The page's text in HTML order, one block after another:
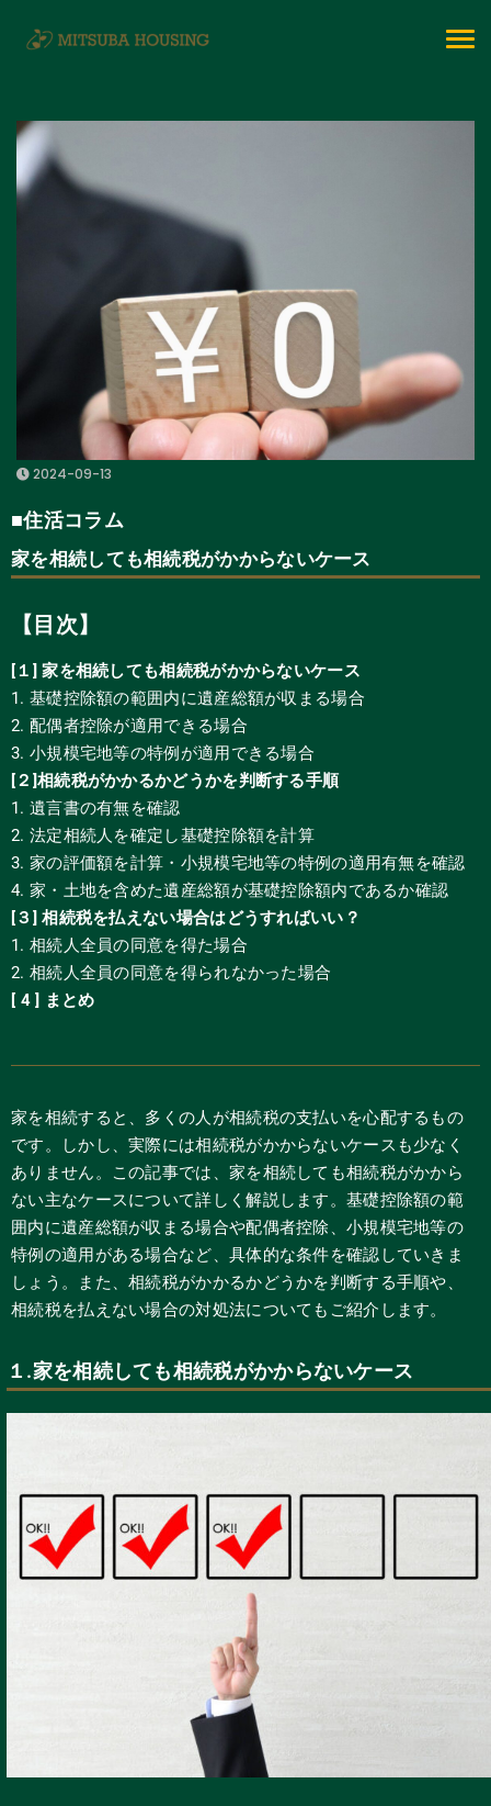
2024-09-13
■住活コラム
家を相続しても相続税がかからないケース
【目次】
[１] 家を相続しても相続税がかからないケース
1. 基礎控除額の範囲内に遺産総額が収まる場合
2. 配偶者控除が適用できる場合
3. 小規模宅地等の特例が適用できる場合
[２]相続税がかかるかどうかを判断する手順
1. 遺言書の有無を確認
2. 法定相続人を確定し基礎控除額を計算
3. 家の評価額を計算・小規模宅地等の特例の適用有無を確認
4. 家・土地を含めた遺産総額が基礎控除額内であるか確認
[３] 相続税を払えない場合はどうすればいい？
1. 相続人全員の同意を得た場合
2. 相続人全員の同意を得られなかった場合
[ 4 ] まとめ
家を相続すると、多くの人が相続税の支払いを心配するもの
です。しかし、実際には相続税がかからないケースも少なく
ありません。この記事では、家を相続しても相続税がかから
ない主なケースについて詳しく解説します。基礎控除額の範
囲内に遺産総額が収まる場合や配偶者控除、小規模宅地等の
特例の適用がある場合など、具体的な条件を確認していきま
しょう。また、相続税がかかるかどうかを判断する手順や、
相続税を払えない場合の対処法についてもご紹介します。
１.家を相続しても相続税がかからないケース